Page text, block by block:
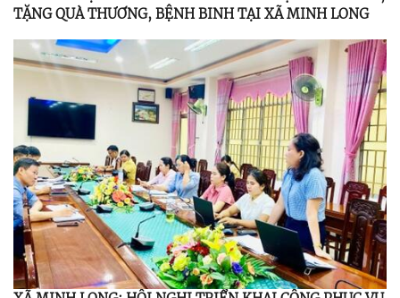
TẶNG QUÀ THƯƠNG, BỆNH BINH TẠI XÃ MINH LONG